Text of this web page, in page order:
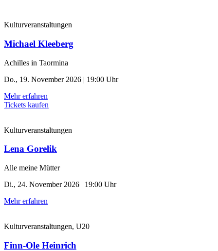
Kulturveranstaltungen
Michael Kleeberg
Achilles in Taormina
Do., 19. November 2026 | 19:00 Uhr
Mehr erfahren
Tickets kaufen
Kulturveranstaltungen
Lena Gorelik
Alle meine Mütter
Di., 24. November 2026 | 19:00 Uhr
Mehr erfahren
Kulturveranstaltungen, U20
Finn-Ole Heinrich